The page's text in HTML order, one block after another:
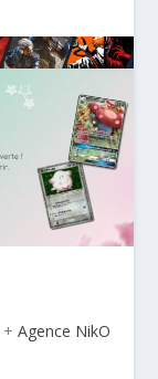
Agence NikO